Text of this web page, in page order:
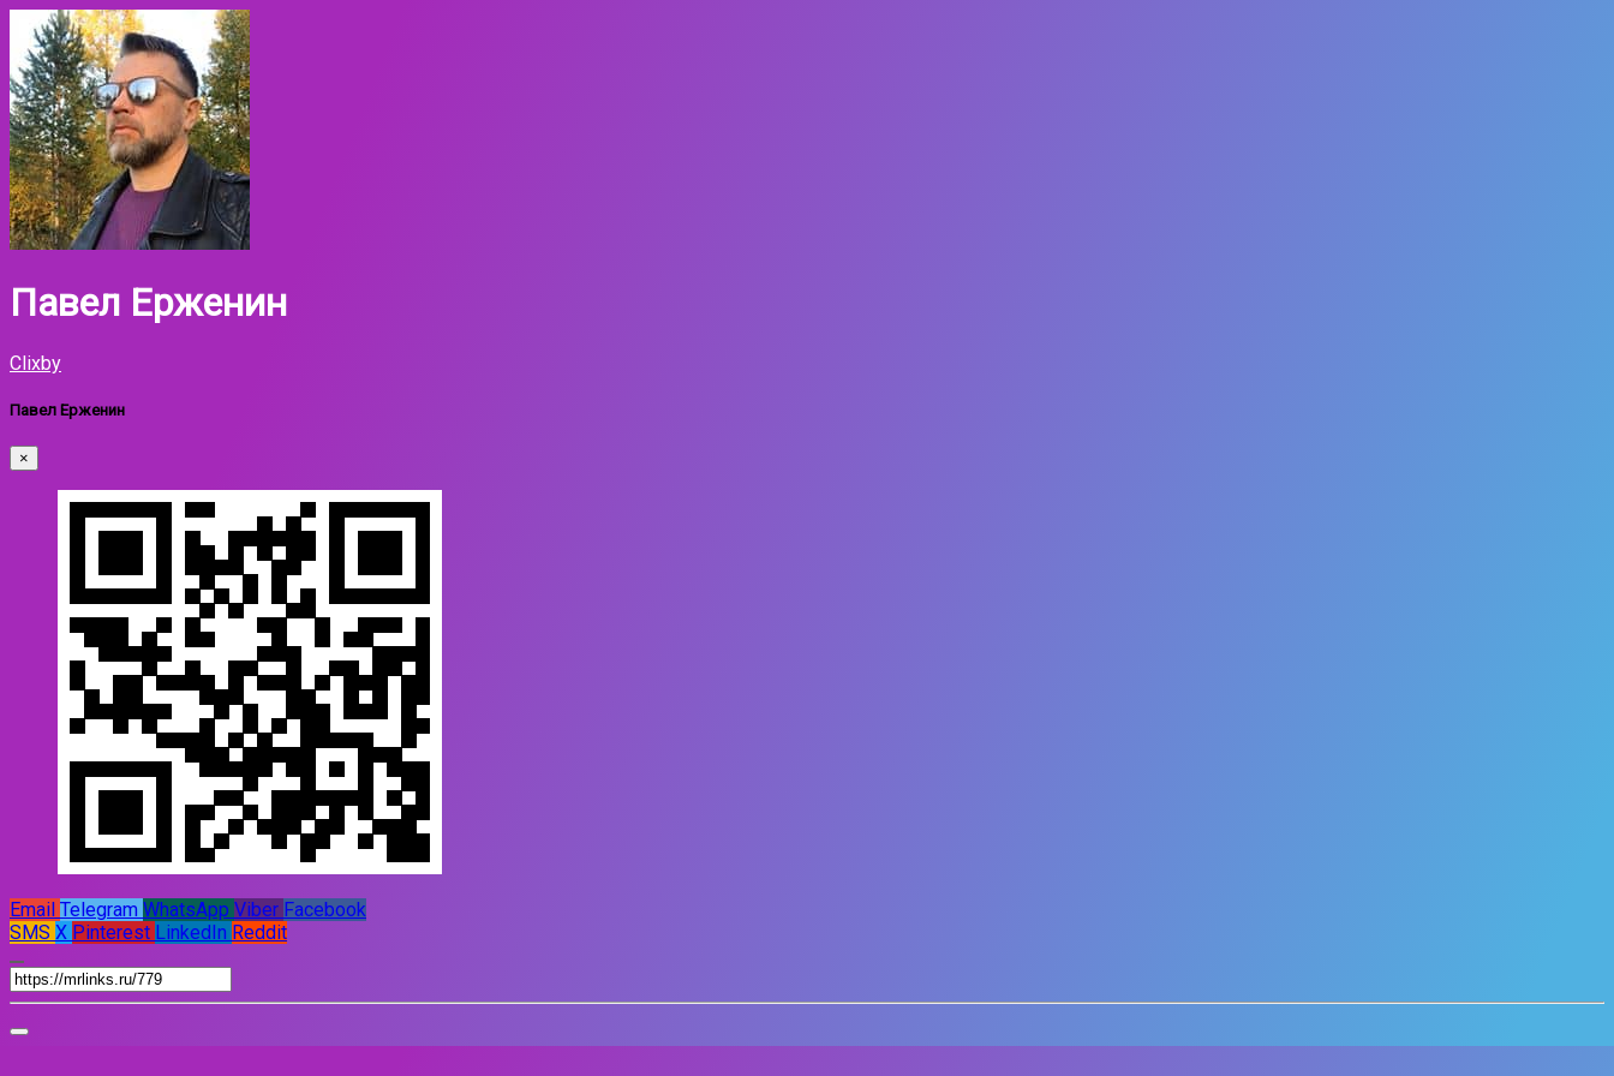
Павел Ерженин
Clixby
Павел Ерженин
×
Email Telegram WhatsApp Viber Facebook
SMS X Pinterest LinkedIn Reddit